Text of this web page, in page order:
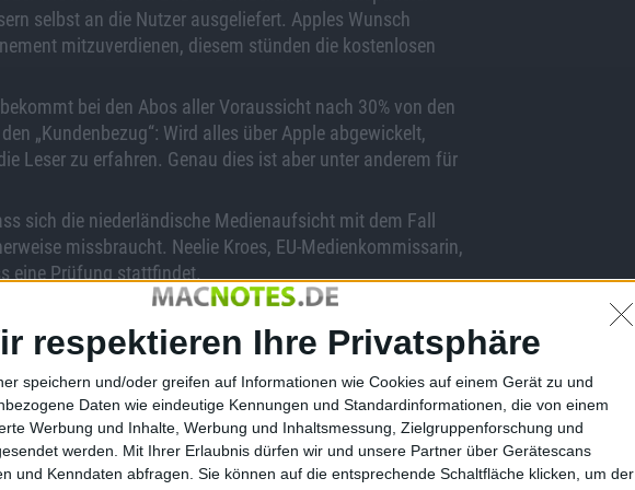
respektieren Ihre Privatsphäre
speichern und/oder greifen auf Informationen wie Cookies auf einem Gerät zu und
Daten wie eindeutige Kennungen und Standardinformationen, die von einem
Werbung und Inhalte, Werbung und Inhaltsmessung, Zielgruppenforschung und
werden.
Mit Ihrer Erlaubnis dürfen wir und unsere Partner über Gerätescans
und Kenndaten abfragen. Sie können auf die entsprechende Schaltfläche klicken, um der
selbst an die Nutzer ausgeliefert. Apples Wunsch
mitzuverdienen, diesem stünden die kostenlosen
bei den Abos aller Voraussicht nach 30% von den
„Kundenbezug“: Wird alles über Apple abgewickelt,
Leser zu erfahren. Genau dies ist aber unter anderem für
sich die niederländische Medienaufsicht mit dem Fall
missbraucht. Neelie Kroes, EU-Medienkommissarin,
eine Prüfung stattfindet.
Tipp: Neue Barrel Effekte akti…